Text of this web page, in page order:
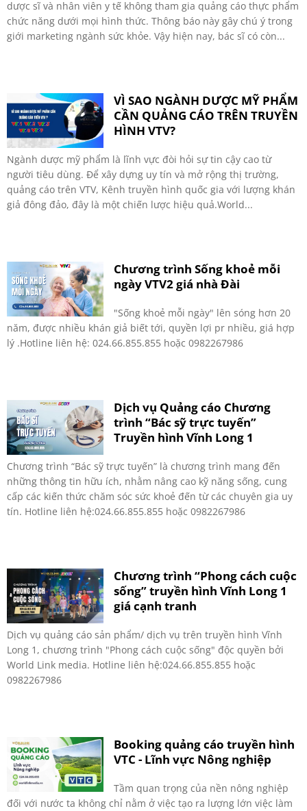
dược sĩ và nhân viên y tế không tham gia quảng cáo thực phẩm
chức năng dưới mọi hình thức. Thông báo này gây chú ý trong
giới marketing ngành sức khỏe. Vậy hiện nay, bác sĩ có còn...
VÌ SAO NGÀNH DƯỢC MỸ PHẨM
CẦN QUẢNG CÁO TRÊN TRUYỀN
HÌNH VTV?
Ngành dược mỹ phẩm là lĩnh vực đòi hỏi sự tin cậy cao từ
người tiêu dùng. Để xây dựng uy tín và mở rộng thị trường,
quảng cáo trên VTV, Kênh truyền hình quốc gia với lượng khán
giả đông đảo, đây là một chiến lược hiệu quả.World...
Chương trình Sống khoẻ mỗi
ngày VTV2 giá nhà Đài
"Sống khoẻ mỗi ngày" lên sóng hơn 20
năm, được nhiều khán giả biết tới, quyền lợi pr nhiều, giá hợp
lý .Hotline liên hệ: 024.66.855.855 hoặc 0982267986
Dịch vụ Quảng cáo Chương
trình “Bác sỹ trực tuyến”
Truyền hình Vĩnh Long 1
Chương trình “Bác sỹ trực tuyến” là chương trình mang đến
những thông tin hữu ích, nhằm nâng cao kỹ năng sống, cung
cấp các kiến thức chăm sóc sức khoẻ đến từ các chuyên gia uy
tín. Hotline liên hệ:024.66.855.855 hoặc 0982267986
Chương trình “Phong cách cuộc
sống” truyền hình Vĩnh Long 1
giá cạnh tranh
Dịch vụ quảng cáo sản phẩm/ dịch vụ trên truyền hình Vĩnh
Long 1, chương trình "Phong cách cuộc sống" độc quyền bởi
World Link media. Hotline liên hệ:024.66.855.855 hoặc
0982267986
Booking quảng cáo truyền hình
VTC - Lĩnh vực Nông nghiệp
Tầm quan trọng của nền nông nghiệp
đối với nước ta không chỉ nằm ở việc tạo ra lượng lớn việc làm